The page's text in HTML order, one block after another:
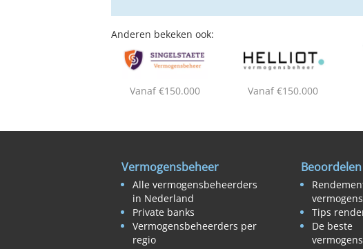
Anderen bekeken ook:
Vanaf €150.000 Vanaf €150.000
Vermogensbeheer
Alle vermogensbeheerders
in Nederland
Private banks
Vermogensbeheerders per
regio
Tips
De beste